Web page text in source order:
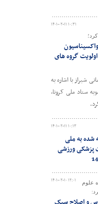
۱۴۰۱-۰۲-۱۱ ۱۰:۳۱
گروه های
شیراز با اشاره به
ستاد ملی کرونا،
۱۴۰۱-۰۲-۱۱ ۱۰:۱۳
شده به ملی
پزشکی ورزشی
۱۴۰۱-۰۲-۱۰ ۱۲:۰۱
علوم